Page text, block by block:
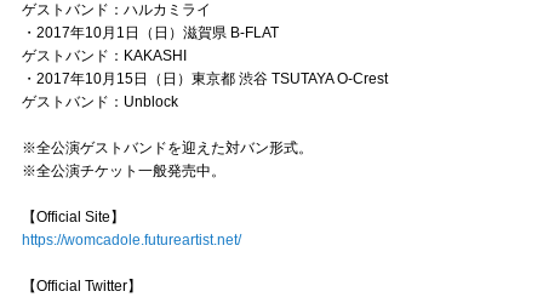
ゲストバンド：ハルカミライ
・2017年10月1日（日）滋賀県 B-FLAT
ゲストバンド：KAKASHI
・2017年10月15日（日）東京都 渋谷 TSUTAYA O-Crest
ゲストバンド：Unblock
※全公演ゲストバンドを迎えた対バン形式。
※全公演チケット一般発売中。
【Official Site】
https://womcadole.futureartist.net/
【Official Twitter】